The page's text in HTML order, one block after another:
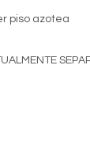
piso azotea